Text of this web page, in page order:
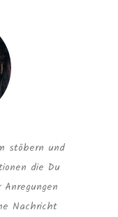
stöbern und
die Du
Nachricht